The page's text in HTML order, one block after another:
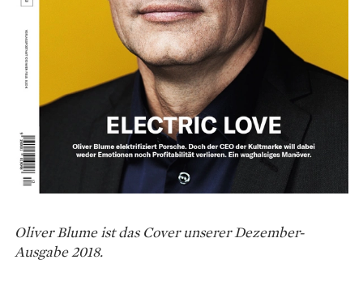
Oliver Blume ist das Cover unserer Dezember-
Ausgabe 2018.